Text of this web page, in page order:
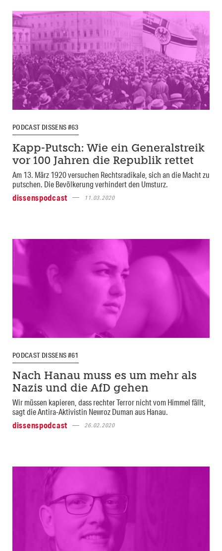
PODCAST DISSENS #63
Kapp-Putsch: Wie ein Generalstreik
vor 100 Jahren die Republik rettet
Am 13. März 1920 versuchen Rechtsradikale, sich an die Macht zu
putschen. Die Bevölkerung verhindert den Umsturz.
dissenspodcast
11.03.2020
PODCAST DISSENS #61
Nach Hanau muss es um mehr als
Nazis und die AfD gehen
Wir müssen kapieren, dass rechter Terror nicht vom Himmel fällt,
sagt die Antira-Aktivistin Newroz Duman aus Hanau.
dissenspodcast
26.02.2020